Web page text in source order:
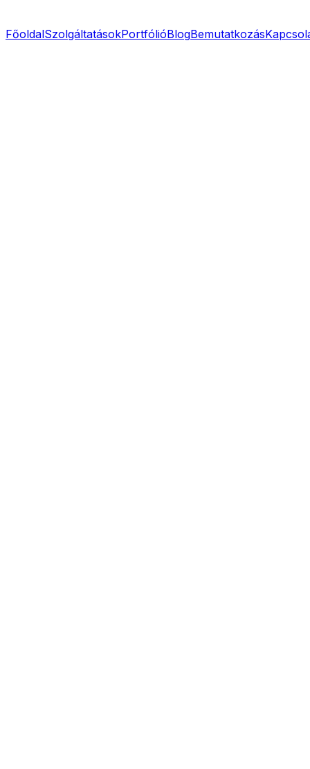
FőoldalSzolgáltatásokPortfólióBlogBemutatkozás